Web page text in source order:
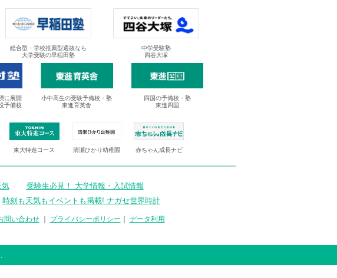
総合型・学校推薦型選抜なら
大学受験の早稲田塾
中学受験塾
四谷大塚
に展開
予備校
小中高生の受験予備校・塾
東進育英舎
四国の予備校・塾
東進四国
東大特進コース 清瀬ひかり幼稚園 赤ちゃん成長ナビ
気
受験生必見！ 大学情報・入試情報
時刻も天気もイベントも掲載! ナガセ世界時計
問い合わせ｜ プライバシーポリシー データ利用